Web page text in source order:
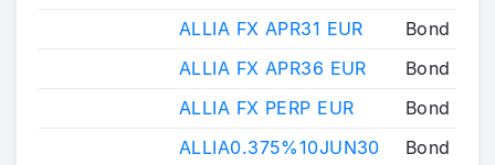
ALLIA FX APR31 EUR
Bond
ALLIA FX APR36 EUR
Bond
ALLIA FX PERP EUR
Bond
ALLIA0.375%10JUN30
Bond